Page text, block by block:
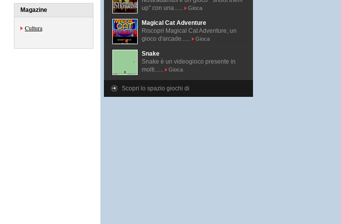
Magazine
Cultura
up" con una......
Gioca
Magical Cat Adventure
Riscopri Magical Cat Adventure, un
gioco d'arcade......
Gioca
Snake
Snake è un videogioco presente in
molti......
Gioca
Scopri lo spazio giochi di